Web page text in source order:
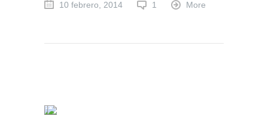
10 febrero, 2014 1 More